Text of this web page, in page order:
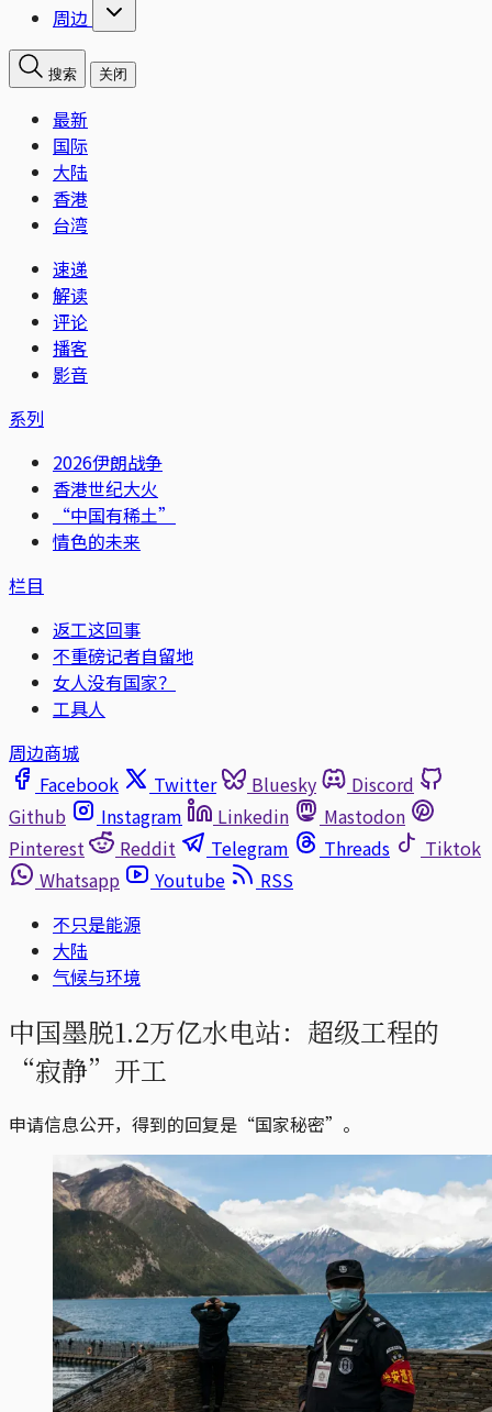
周边
搜索 关闭
最新
国际
大陆
香港
台湾
速递
解读
评论
播客
影音
系列
2026伊朗战争
香港世纪大火
“中国有稀土”
情色的未来
栏目
返工这回事
不重磅记者自留地
女人没有国家？
工具人
周边商城
Facebook
Twitter Bluesky
Discord
Github
Instagram Linkedin
Mastodon
Pinterest
Reddit Telegram Threads
Tiktok
Whatsapp
Youtube
RSS
不只是能源
大陆
气候与环境
中国墨脱1.2万亿水电站：超级工程的
“寂静”开工
申请信息公开，得到的回复是“国家秘密”。